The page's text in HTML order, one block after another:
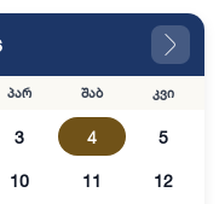
პარ შაბ კვი
3 4 5
10 11 12